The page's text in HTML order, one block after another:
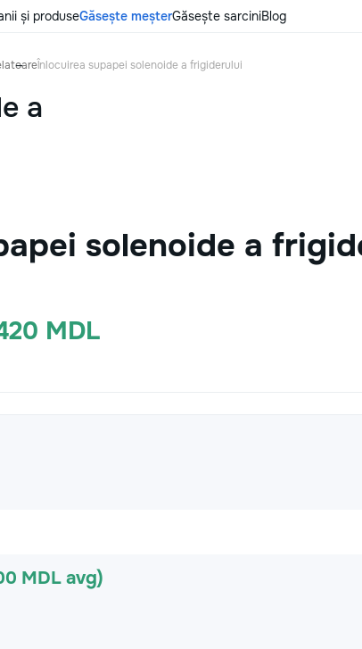
și produseGăsește meșterGăsește sarciniBlog
Înlocuirea supapei solenoide a frigiderului
a
solenoide a
MDL
MDL avg)